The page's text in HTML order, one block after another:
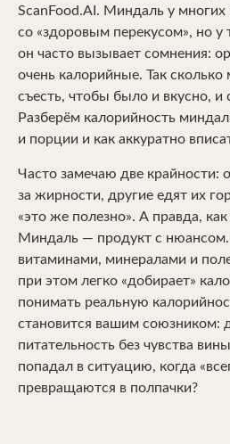
ScanFood.AI. Миндаль у многих
со «здоровым перекусом», но у
он часто вызывает сомнения:
очень калорийные. Так
съесть, чтобы было и вкусно, и
Разберём калорийность
и порции и как аккуратно
Часто замечаю две крайности:
за жирности, другие едят их
«это же полезно». А правда,
Миндаль — продукт с
витаминами, минералами и
при этом легко «добирает»
понимать реальную
становится вашим союзником:
питательность без чувства
попадал в ситуацию, когда
превращаются в полпачки?